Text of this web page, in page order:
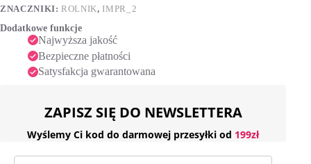
ZNACZNIKI:ROLNIK, IMPR_2
Dodatkowe funkcje
Najwyższa jakość
Bezpieczne płatności
Satysfakcja gwarantowana
ZAPISZ SIĘ DO NEWSLETTERA
Wyślemy Ci kod do darmowej przesyłki od 199zł